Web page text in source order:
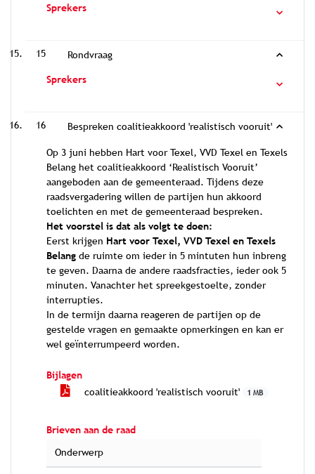
Sprekers
15 Rondvraag
Sprekers
16 Bespreken coalitieakkoord 'realistisch vooruit'
Op 3 juni hebben Hart voor Texel, VVD Texel en Texels
Belang het coalitieakkoord ‘Realistisch Vooruit’
aangeboden aan de gemeenteraad. Tijdens deze
raadsvergadering willen de partijen hun akkoord
toelichten en met de gemeenteraad bespreken.
Het voorstel is dat als volgt te doen:
Eerst krijgen Hart voor Texel, VVD Texel en Texels
Belang de ruimte om ieder in 5 mintuten hun inbreng
te geven. Daarna de andere raadsfracties, ieder ook 5
minuten. Vanachter het spreekgestoelte, zonder
interrupties.
In de termijn daarna reageren de partijen op de
gestelde vragen en gemaakte opmerkingen en kan er
wel geïnterrumpeerd worden.
Bijlagen
coalitieakkoord 'realistisch vooruit'
1 MB
Brieven aan de raad
Onderwerp